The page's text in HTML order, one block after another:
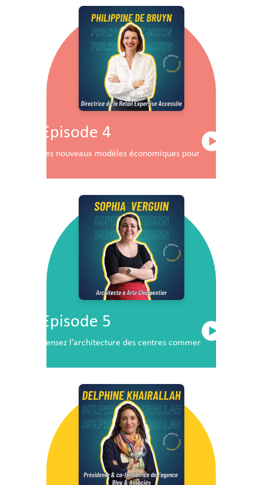
Episode 4
Les nouveaux modèles économiques pour les centres
Episode 5
Pensez l’architecture des centres commerciaux de demain